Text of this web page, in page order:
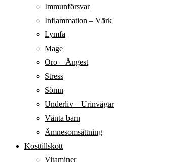
Immunförsvar
Inflammation – Värk
Lymfa
Mage
Oro – Ångest
Stress
Sömn
Underliv – Urinvägar
Vänta barn
Ämnesomsättning
Kosttillskott
Vitaminer